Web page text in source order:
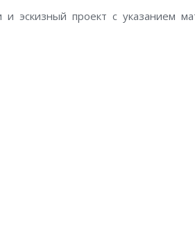
эскизный проект с указанием